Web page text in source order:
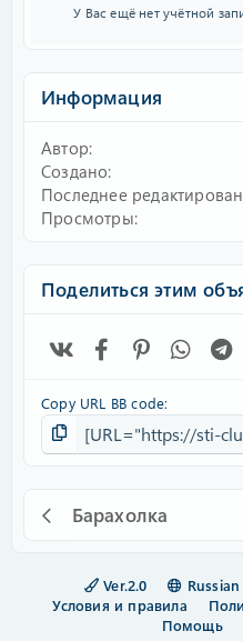
У Вас ещё нет учётной
Информация
Автор
Создано
Последнее
Просмотры
Поделиться этим
FacebookPinterest
Copy URL BB code
Барахолка
Ver.2.0 Russian
Условия и правила
Помощь